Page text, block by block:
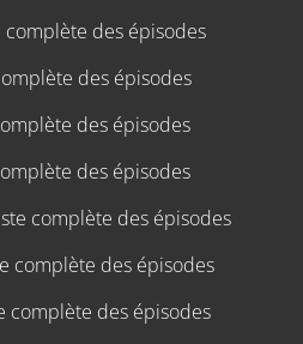
complète des épisodes
des épisodes
des épisodes
des épisodes
complète des épisodes
complète des épisodes
complète des épisodes